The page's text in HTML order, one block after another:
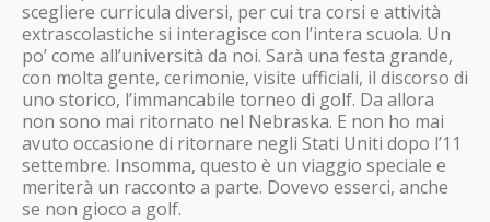
scegliere curricula diversi, per cui tra corsi e attività
extrascolastiche si interagisce con l’intera scuola. Un
po’ come all’università da noi. Sarà una festa grande,
con molta gente, cerimonie, visite ufficiali, il discorso di
uno storico, l’immancabile torneo di golf. Da allora
non sono mai ritornato nel Nebraska. E non ho mai
avuto occasione di ritornare negli Stati Uniti dopo l’11
settembre. Insomma, questo è un viaggio speciale e
meriterà un racconto a parte. Dovevo esserci, anche
se non gioco a golf.